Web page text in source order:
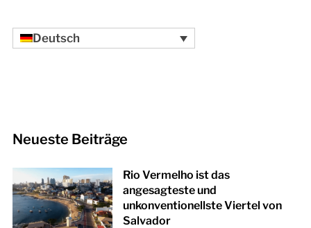
Deutsch
Neueste Beiträge
Rio Vermelho ist das
angesagteste und
unkonventionellste Viertel von
Salvador